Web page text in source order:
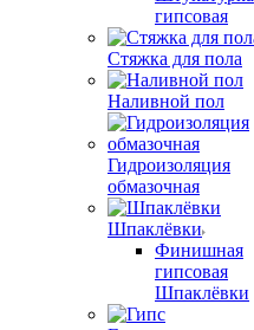
гипсовая
Стяжка для пола
Наливной пол
Гидроизоляция
обмазочная
Шпаклёвки
Финишная
гипсовая
Шпаклёвки